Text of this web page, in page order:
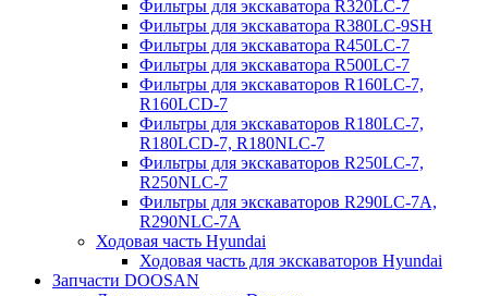
Фильтры для экскаватора R320LC-7
Фильтры для экскаватора R380LC-9SH
Фильтры для экскаватора R450LC-7
Фильтры для экскаватора R500LC-7
Фильтры для экскаваторов R160LC-7,
R160LCD-7
Фильтры для экскаваторов R180LC-7,
R180LCD-7, R180NLC-7
Фильтры для экскаваторов R250LC-7,
R250NLC-7
Фильтры для экскаваторов R290LC-7A,
R290NLC-7A
Ходовая часть Hyundai
Ходовая часть для экскаваторов Hyundai
Запчасти DOOSAN